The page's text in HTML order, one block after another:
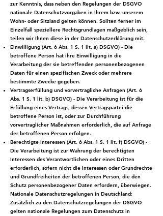
zur Kenntnis, dass neben den Regelungen der DSGVO
nationale Datenschutzvorgaben in Ihrem bzw. unserem
Wohn- oder Sitzland gelten können. Sollten ferner im
Einzelfall speziellere Rechtsgrundlagen maßgeblich sein,
teilen wir Ihnen diese in der Datenschutzerklärung mit.
Einwilligung (Art. 6 Abs. 1 S. 1 lit. a) DSGVO) - Die
betroffene Person hat ihre Einwilligung in die
Verarbeitung der sie betreffenden personenbezogenen
Daten für einen spezifischen Zweck oder mehrere
bestimmte Zwecke gegeben.
Vertragserfüllung und vorvertragliche Anfragen (Art. 6
Abs. 1 S. 1 lit. b) DSGVO) - Die Verarbeitung ist für die
Erfüllung eines Vertrags, dessen Vertragspartei die
betroffene Person ist, oder zur Durchführung
vorvertraglicher Maßnahmen erforderlich, die auf Anfrage
der betroffenen Person erfolgen.
Berechtigte Interessen (Art. 6 Abs. 1 S. 1 lit. f) DSGVO) -
Die Verarbeitung ist zur Wahrung der berechtigten
Interessen des Verantwortlichen oder eines Dritten
erforderlich, sofern nicht die Interessen oder Grundrechte
und Grundfreiheiten der betroffenen Person, die den
Schutz personenbezogener Daten erfordern, überwiegen.
Nationale Datenschutzregelungen in Deutschland:
Zusätzlich zu den Datenschutzregelungen der DSGVO
gelten nationale Regelungen zum Datenschutz in